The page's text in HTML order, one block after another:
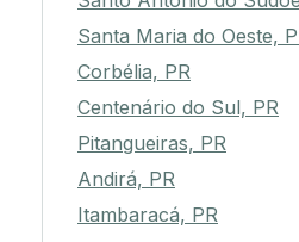
Santa Maria do Oeste,
Corbélia, PR
Centenário do Sul, PR
Pitangueiras, PR
Andirá, PR
Itambaracá, PR